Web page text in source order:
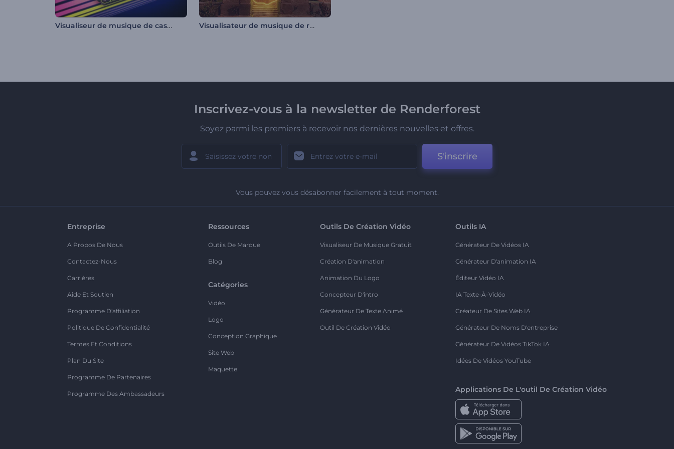
Visualiseur de musique de cassette rétro Visualisateur de musique de ruines anciennes
Inscrivez-vous à la newsletter de Renderforest
Soyez parmi les premiers à recevoir nos dernières nouvelles et offres.
S'inscrire
Vous pouvez vous désabonner facilement à tout moment.
Entreprise
A Propos De Nous
Contactez-Nous
Carrières
Aide Et Soutien
Programme D'affiliation
Politique De Confidentialité
Termes Et Conditions
Plan Du Site
Programme De Partenaires
Programme Des Ambassadeurs
Ressources
Outils De Marque
Blog
Catégories
Vidéo
Logo
Conception Graphique
Site Web
Maquette
Outils De Création Vidéo
Visualiseur De Musique Gratuit
Création D'animation
Animation Du Logo
Concepteur D'intro
Générateur De Texte Animé
Outil De Création Vidéo
Outils IA
Générateur De Vidéos IA
Générateur D'animation IA
Éditeur Vidéo IA
IA Texte-À-Vidéo
Créateur De Sites Web IA
Générateur De Noms D'entreprise
Générateur De Vidéos TikTok IA
Idées De Vidéos YouTube
Applications De L'outil De Création Vidéo